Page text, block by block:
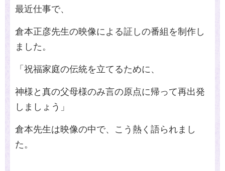
最近仕事で、
倉本正彦先生の映像による証しの番組を制作し
ました。
「祝福家庭の伝統を立てるために、
神様と真の父母様のみ言の原点に帰って再出発
しましょう」
倉本先生は映像の中で、こう熱く語られまし
た。